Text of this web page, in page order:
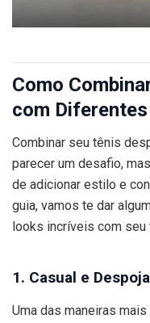
Como
com
Combinar seu tênis
parecer um desafio,
de adicionar estilo e
guia, vamos te dar
looks incríveis com
1. Casual e
Uma das maneiras